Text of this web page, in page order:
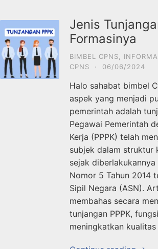
Jenis
Formasinya
BIMBEL CPNS
CPNS
· 06/06/2024
Halo sahabat bimbel
aspek yang menjadi
pemerintah adalah
Pegawai Pemerintah
Kerja (PPPK) telah
subjek dalam struktur
sejak
Nomor 5 Tahun 2014
Sipil Negara (ASN).
membahas secara
tunjangan PPPK,
meningkatkan